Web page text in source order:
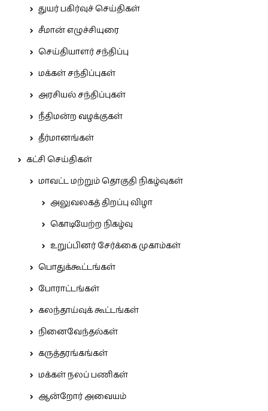
துயர் பகிர்வுச் செய்திகள்
சீமான் எழுச்சியுரை
செய்தியாளர் சந்திப்பு
மக்கள் சந்திப்புகள்
அரசியல் சந்திப்புகள்
நீதிமன்ற வழக்குகள்
தீர்மானங்கள்
கட்சி செய்திகள்
மாவட்ட மற்றும் தொகுதி நிகழ்வுகள்
அலுவலகத் திறப்பு விழா
கொடியேற்ற நிகழ்வு
உறுப்பினர் சேர்க்கை முகாம்கள்
பொதுக்கூட்டங்கள்
போராட்டங்கள்
கலந்தாய்வுக் கூட்டங்கள்
நினைவேந்தல்கள்
கருத்தரங்கங்கள்
மக்கள் நலப் பணிகள்
ஆன்றோர் அவையம்